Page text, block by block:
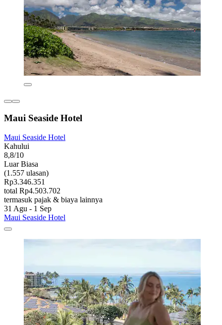
Maui Seaside Hotel
Maui Seaside Hotel
Kahului
8,8/10
Luar Biasa
(1.557 ulasan)
Rp3.346.351
total Rp4.503.702
termasuk pajak & biaya lainnya
31 Agu - 1 Sep
Maui Seaside Hotel